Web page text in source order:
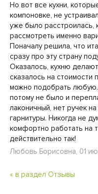
Но вот все кухни,
компоновке, не
уже было расстроилась,
рассмотреть именно
Поначалу решила, что
сразу про эту страну
Оказалось, кухню
сказалось на стоимости
можно подобрать
потому не было и
лаконичный, нет ручек
гарнитуры. Никогда не
комфортно работать на
действительно так!
Любовь Борисовна, 01
« в раздел Отзывы